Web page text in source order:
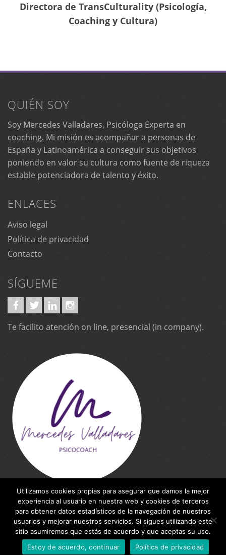
Directora de TransCulturality (Psicología,
Coaching y Cultura)
QUIÉN SOY
Soy Mercedes Valladares, Psicóloga Experta en
coaching. Mi misión es acompañar a personas de
España y Latinoamérica a conseguir sus objetivos
poniendo en valor su cultura como fuente de riqueza
estable potenciadora de talento y éxito.
ENLACES
Aviso legal
Política de privacidad
Contacto
SÍGUEME
Te facilito atención on line, presencial (in company).
WebSite made byInteleking NETfor Mercedes
Valladares
Utilizamos cookies propias para asegurar que damos la mejor
experiencia al usuario en nuestra web y cookies de terceros
para obtener datos estadísticos de la navegación de nuestros
usuarios y mejorar nuestros servicios. Si sigues utilizando este
sitio asumiremos que estás de acuerdo y que aceptas su uso.
Estoy de acuerdo, continuar
Política de privacidad